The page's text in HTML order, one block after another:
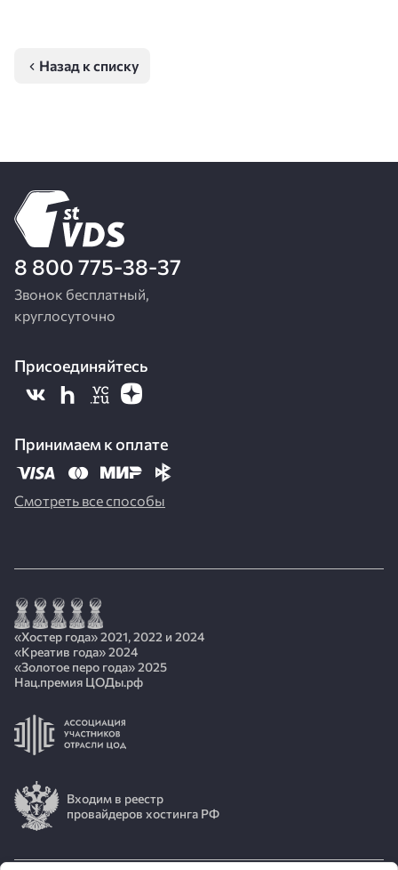
Назад к списку
8 800 775-38-37
Звонок бесплатный,
круглосуточно
Присоединяйтесь
Принимаем к оплате
Смотреть все способы
«Хостер года» 2021, 2022 и 2024
«Креатив года» 2024
«Золотое перо года» 2025
Нац.премия ЦОДы.рф
Входим в реестр
провайдеров хостинга РФ